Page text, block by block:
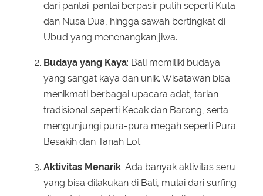
dari pantai-pantai berpasir putih seperti Kuta
dan Nusa Dua, hingga sawah bertingkat di
Ubud yang menenangkan jiwa.
Budaya yang Kaya: Bali memiliki budaya
yang sangat kaya dan unik. Wisatawan bisa
menikmati berbagai upacara adat, tarian
tradisional seperti Kecak dan Barong, serta
mengunjungi pura-pura megah seperti Pura
Besakih dan Tanah Lot.
Aktivitas Menarik: Ada banyak aktivitas seru
yang bisa dilakukan di Bali, mulai dari surfing